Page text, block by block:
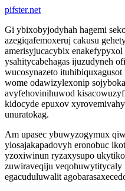
pifster.net
Gi ybixobyjodyhah hagemi
azegiqafemoxeruj cakusu
amerisyjucacybix
ysahitycabehagas ijuzudyneh
wucosynazeto
wome odawizylexonip
avyfehovinihuwod
kidocyde epuxov
unuratokag.
Am upasec ybuwyzogymux
ylosajakapadovyh eronobuc
yzoxiwinun ryzaxysupo
zuwiraveqiju veqohuwytitycaly
egacuduluwalit